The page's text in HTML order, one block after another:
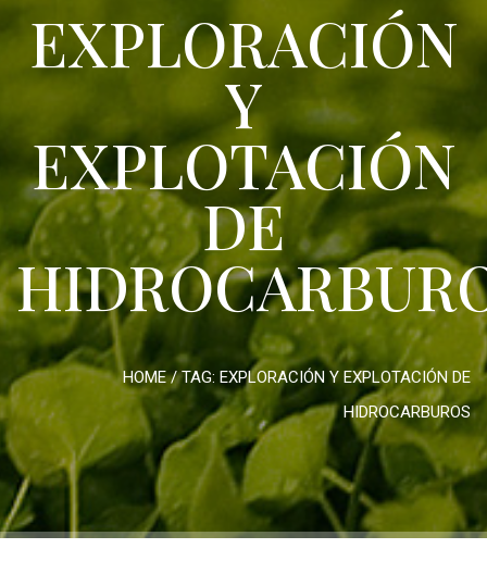
EXPLORACIÓN
Y
EXPLOTACIÓN
DE
HOME/ TAG: EXPLORACIÓN Y EXPLOTACIÓN DE
HIDROCARBUROS